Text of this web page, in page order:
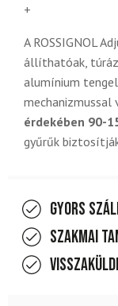
+
A ROSSIGNOL
állíthatóak,
alumínium
mechanizmussal
érdekében 90-
gyűrűk
Gyors
Szakmai